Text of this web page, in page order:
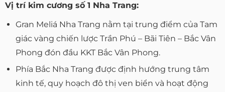
Vị trí kim cương số 1 Nha Trang:
Gran Meliá Nha Trang nằm tại trung điểm của Tam
giác vàng chiến lược Trần Phú – Bãi Tiên – Bắc Vân
Phong đón đầu KKT Bắc Vân Phong.
Phía Bắc Nha Trang được định hướng trung tâm
kinh tế, quy hoạch đô thị ven biển và hoạt động